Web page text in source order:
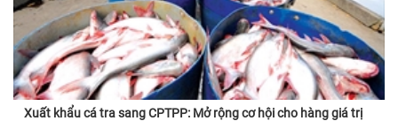
Xuất khẩu cá tra sang CPTPP: Mở rộng cơ hội cho hàng giá trị